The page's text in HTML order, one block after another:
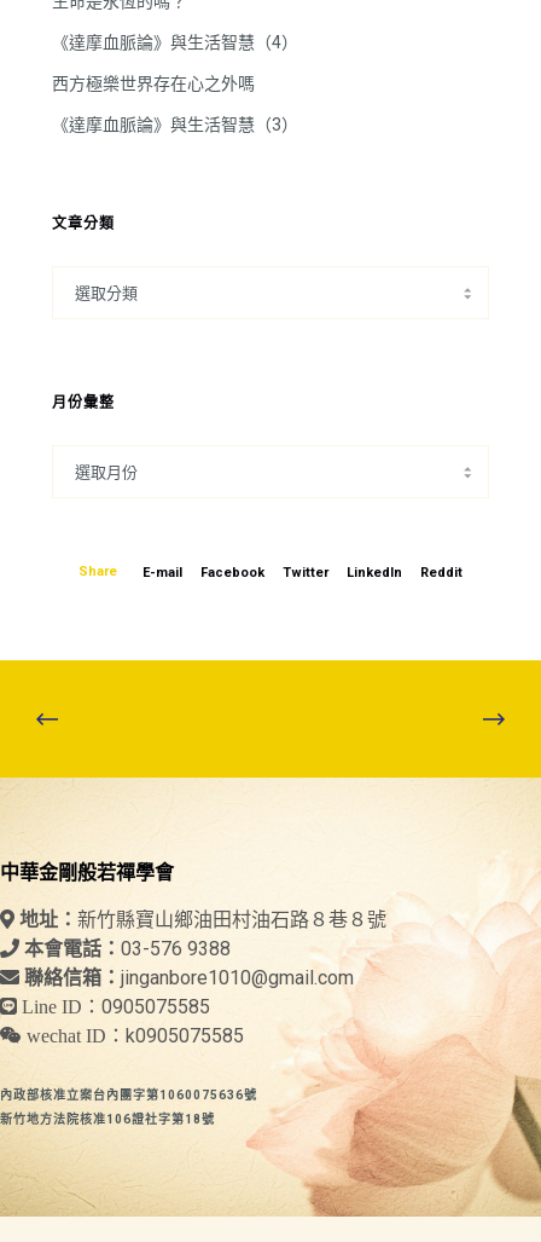
《達摩血脈論》與生活智慧（4）
西方極樂世界存在心之外嗎
《達摩血脈論》與生活智慧（3）
文章分類
月份彙整
Share E-mail Facebook Twitter LinkedIn Reddit
中華金剛般若禪學會
地址： 新竹縣寶山鄉油田村油石路８巷８號
本會電話： 03-576 9388
聯絡信箱： jinganbore1010@gmail.com
Line ID： 0905075585
wechat ID： k0905075585
內政部核准立案台內團字第1060075636號
新竹地方法院核准106證社字第18號